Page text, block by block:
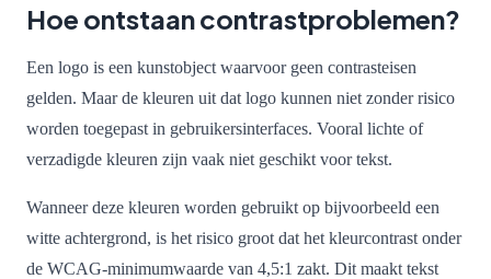
Hoe ontstaan contrastproblemen?
Een logo is een kunstobject waarvoor geen contrasteisen
gelden. Maar de kleuren uit dat logo kunnen niet zonder risico
worden toegepast in gebruikersinterfaces. Vooral lichte of
verzadigde kleuren zijn vaak niet geschikt voor tekst.
Wanneer deze kleuren worden gebruikt op bijvoorbeeld een
witte achtergrond, is het risico groot dat het kleurcontrast onder
de WCAG-minimumwaarde van 4,5:1 zakt. Dit maakt tekst